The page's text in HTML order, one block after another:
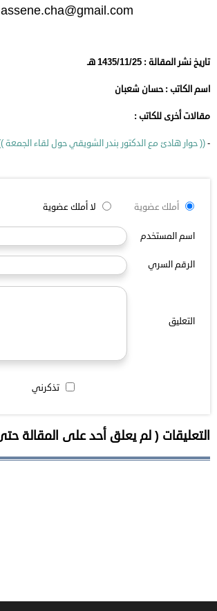
تاريخ نشر المقالة : 1435/11/25 هـ
اسم الكاتب : حسان شعبان
مقالات أخرى للكاتب :
-(( حوار هادئ مع الدكتور بندر الشويقي حول لقاء الجمعة
أملك عضوية لا أملك عضوية
اسم المستخدم
الرقم السري
تذكرني
التعليق
التعليقات ( لم يعلق أحد على المقالة